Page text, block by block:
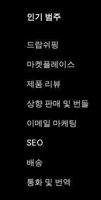
인기 범주
드랍쉬핑
마켓플레이스
제품 리뷰
상향 판매 및 번들
이메일 마케팅
SEO
배송
통화 및 번역